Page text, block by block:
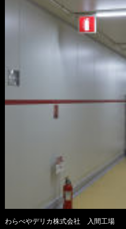
わらべやデリカ株式会社 入間工場